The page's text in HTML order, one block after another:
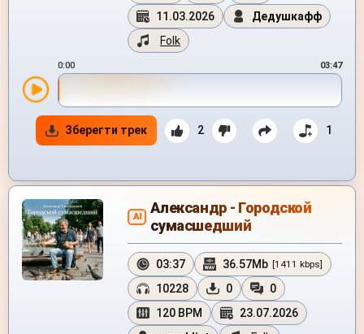
11.03.2026
Дедушкафф
Folk
0:00 03:47
Зберегти трек 2 1
AI
Александр - Городской
сумасшедший
03:37 36.57Mb [1411 kbps]
10228 0
0
120 BPM
23.07.2026